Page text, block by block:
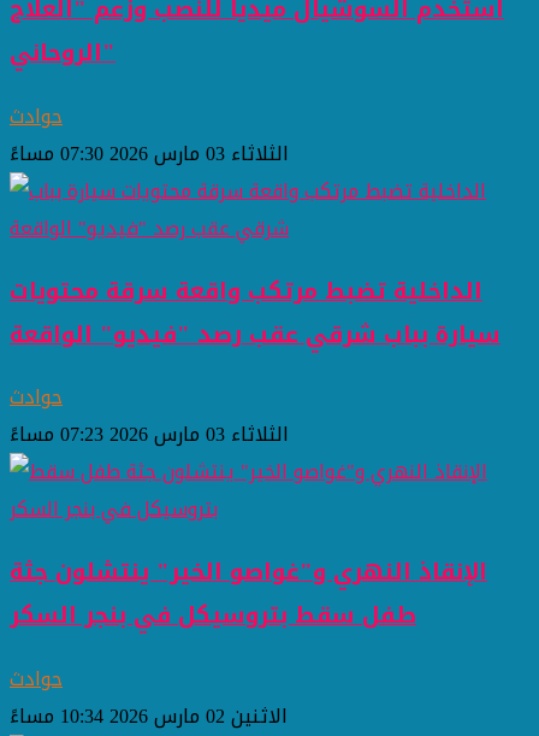
استخدم السوشيال ميديا للنصب وزعم "العلاج
الروحاني"
حوادث
الثلاثاء 03 مارس 2026 07:30 مساءً
الداخلية تضبط مرتكب واقعة سرقة محتويات
سيارة بباب شرقي عقب رصد "فيديو" الواقعة
حوادث
الثلاثاء 03 مارس 2026 07:23 مساءً
الإنقاذ النهري و"غواصو الخير" ينتشلون جثة
طفل سقط بتروسيكل في بنجر السكر
حوادث
الاثنين 02 مارس 2026 10:34 مساءً